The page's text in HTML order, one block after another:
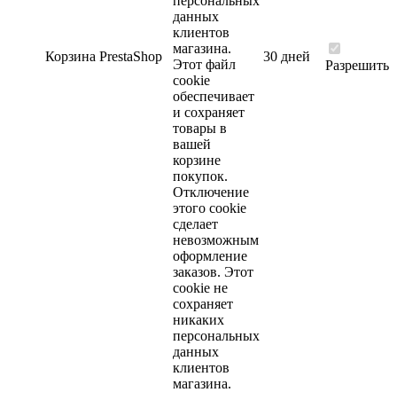
Корзина PrestaShop
данных
клиентов
магазина.
Этот файл
cookie
обеспечивает
и сохраняет
товары в
вашей
корзине
покупок.
Отключение
этого cookie
сделает
невозможным
оформление
заказов. Этот
cookie не
сохраняет
никаких
персональных
данных
клиентов
магазина.
30 дней
Разрешить